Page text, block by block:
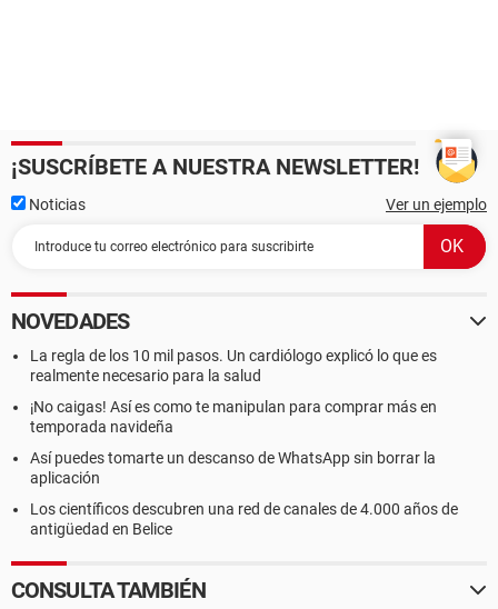
¡SUSCRÍBETE A NUESTRA NEWSLETTER!
Noticias Ver un ejemplo
NOVEDADES
La regla de los 10 mil pasos. Un cardiólogo explicó lo que es
realmente necesario para la salud
¡No caigas! Así es como te manipulan para comprar más en
temporada navideña
Así puedes tomarte un descanso de WhatsApp sin borrar la
aplicación
Los científicos descubren una red de canales de 4.000 años de
antigüedad en Belice
CONSULTA TAMBIÉN